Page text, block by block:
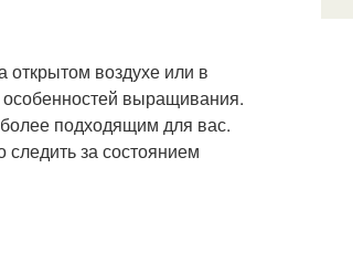
воздухе или в
особенностей выращивания.
подходящим для вас.
за состоянием